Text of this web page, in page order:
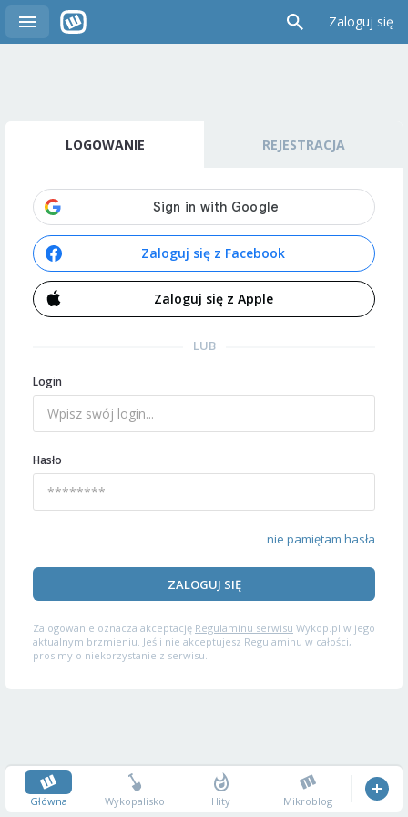
Zaloguj się
LOGOWANIE REJESTRACJA
Zaloguj się z Facebook
Zaloguj się z Apple
LUB
Login
Hasło
nie pamiętam hasła
ZALOGUJ SIĘ
Zalogowanie oznacza akceptację Regulaminu serwisu Wykop.pl w jego
aktualnym brzmieniu. Jeśli nie akceptujesz Regulaminu w całości,
prosimy o niekorzystanie z serwisu.
Główna Wykopalisko Hity Mikroblog